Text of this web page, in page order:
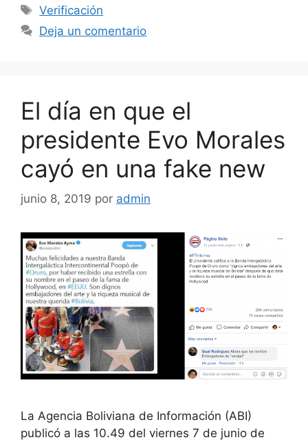
Etiquetas
Verificación
Deja un comentario
El día en que el
presidente Evo Morales
cayó en una fake new
junio 8, 2019 por admin
La Agencia Boliviana de Información (ABI)
publicó a las 10.49 del viernes 7 de junio de